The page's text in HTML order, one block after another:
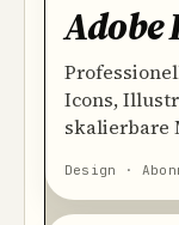
Icons,
skalierbare
Design ·